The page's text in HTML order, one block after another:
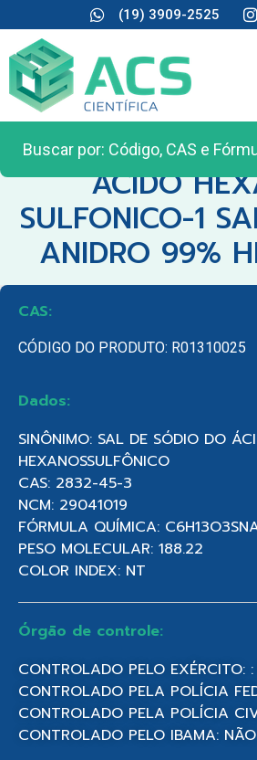
(19) 3909-2525
CATEGORIA:REAGENTES
ACIDO
SULFONICO-1
ANIDRO 99%
CAS:
CÓDIGO DO PRODUTO: R01310025
Dados:
SINÔNIMO: SAL DE SÓDIO DO
HEXANOSSULFÔNICO
CAS: 2832-45-3
NCM: 29041019
FÓRMULA QUÍMICA:
PESO MOLECULAR: 188.22
COLOR INDEX: NT
Órgão de controle:
CONTROLADO PELO EXÉRCITO:
CONTROLADO PELA POLÍCIA
CONTROLADO PELA POLÍCIA
CONTROLADO PELO IBAMA: NÃO